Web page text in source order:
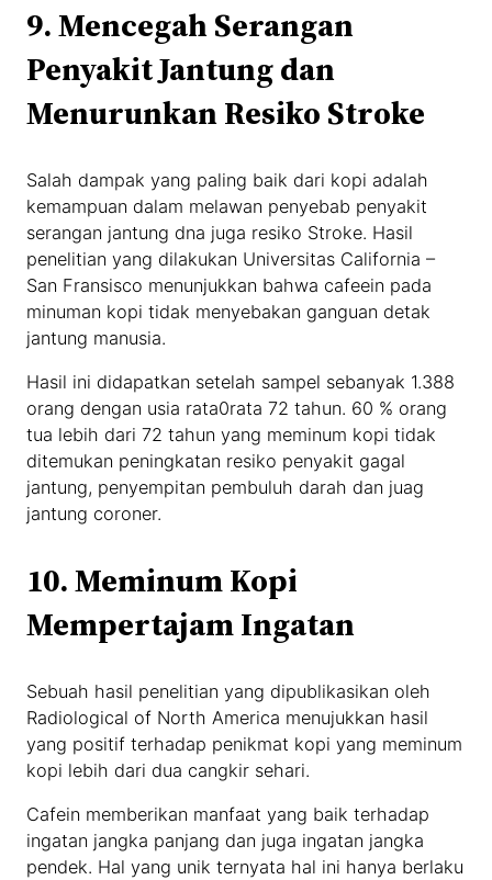
9.Mencegah Serangan
Penyakit Jantung dan
Menurunkan Resiko Stroke
Salah dampak yang paling baik dari kopi adalah
kemampuan dalam melawan penyebab penyakit
serangan jantung dna juga resiko Stroke. Hasil
penelitian yang dilakukan Universitas California –
San Fransisco menunjukkan bahwa cafeein pada
minuman kopi tidak menyebakan ganguan detak
jantung manusia.
Hasil ini didapatkan setelah sampel sebanyak 1.388
orang dengan usia rata0rata 72 tahun. 60 % orang
tua lebih dari 72 tahun yang meminum kopi tidak
ditemukan peningkatan resiko penyakit gagal
jantung, penyempitan pembuluh darah dan juag
jantung coroner.
10.Meminum Kopi
Mempertajam Ingatan
Sebuah hasil penelitian yang dipublikasikan oleh
Radiological of North America menujukkan hasil
yang positif terhadap penikmat kopi yang meminum
kopi lebih dari dua cangkir sehari.
Cafein memberikan manfaat yang baik terhadap
ingatan jangka panjang dan juga ingatan jangka
pendek. Hal yang unik ternyata hal ini hanya berlaku